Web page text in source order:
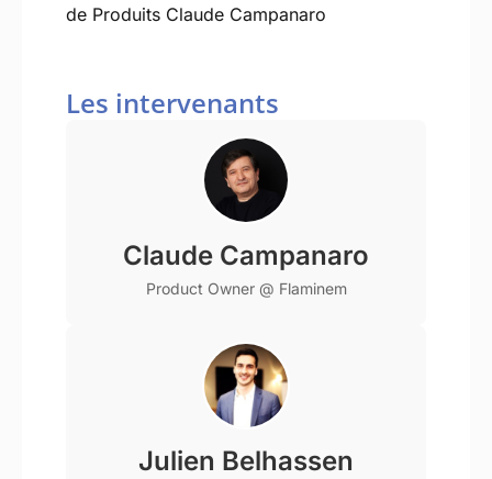
de Produits Claude Campanaro
Les intervenants
Claude Campanaro
Product Owner @ Flaminem
Julien Belhassen